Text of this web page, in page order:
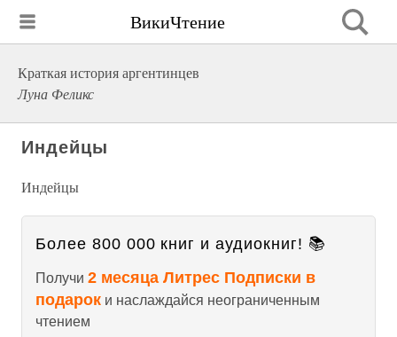
ВикиЧтение
Краткая история аргентинцев
Луна Феликс
Индейцы
Индейцы
Более 800 000 книг и аудиокниг! 📚
Получи 2 месяца Литрес Подписки в
подарок и наслаждайся неограниченным
чтением